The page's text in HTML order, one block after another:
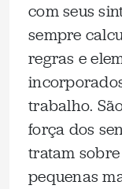
com seus
sempre
regras e
trabalho.
força dos
tratam
pequenas